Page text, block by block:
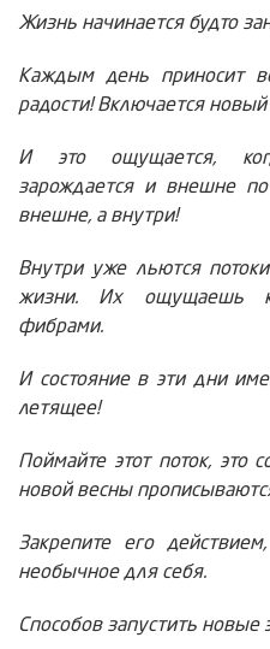
Жизнь начинается будто
Каждым день приносит
радости! Включается
И это ощущается,
зарождается и внешне
внешне, а внутри!
Внутри уже льются
жизни. Их ощущаешь
фибрами.
И состояние в эти дни
летящее!
Поймайте этот поток, это
новой весны
Закрепите его
необычное для себя.
Способов запустить новые